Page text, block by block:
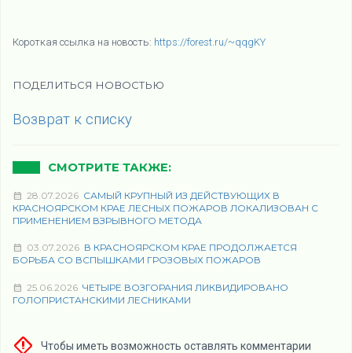
Короткая ссылка на новость: https://forest.ru/~qqgKY
ПОДЕЛИТЬСЯ НОВОСТЬЮ
Возврат к списку
СМОТРИТЕ ТАКЖЕ:
28.07.2026 САМЫЙ КРУПНЫЙ ИЗ ДЕЙСТВУЮЩИХ В
КРАСНОЯРСКОМ КРАЕ ЛЕСНЫХ ПОЖАРОВ ЛОКАЛИЗОВАН С
ПРИМЕНЕНИЕМ ВЗРЫВНОГО МЕТОДА
03.07.2026 В КРАСНОЯРСКОМ КРАЕ ПРОДОЛЖАЕТСЯ
БОРЬБА СО ВСПЫШКАМИ ГРОЗОВЫХ ПОЖАРОВ
25.06.2026 ЧЕТЫРЕ ВОЗГОРАНИЯ ЛИКВИДИРОВАНО
ГОЛОПРИСТАНСКИМИ ЛЕСНИКАМИ
Чтобы иметь возможность оставлять комментарии